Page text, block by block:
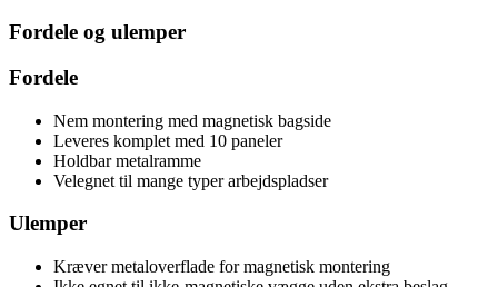
Fordele og ulemper
Fordele
Nem montering med magnetisk bagside
Leveres komplet med 10 paneler
Holdbar metalramme
Velegnet til mange typer arbejdspladser
Ulemper
Kræver metaloverflade for magnetisk montering